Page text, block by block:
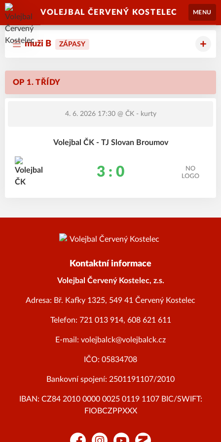
VOLEJBAL ČERVENÝ KOSTELEC MENU
muži B ZÁPASY
OP 1. TŘÍDY
4. 6. 2026 17:30@ ČK - kurty
Volejbal ČK - TJ Slovan Broumov
3 : 0
Kontaktní informace
Volejbal Červený Kostelec, z.s.
Adresa: Bř. Kafky 1325, 549 41 Červený Kostelec
Telefon: 721 013 914, 608 621 611
E-mail: volejbalck@volejbalck.cz
IČO: 05834708
Bankovní spojení: 2501191107/2010
IBAN: CZ84 2010 0000 0025 0119 1107 BIC/SWIFT:
FIOBCZPPXXX